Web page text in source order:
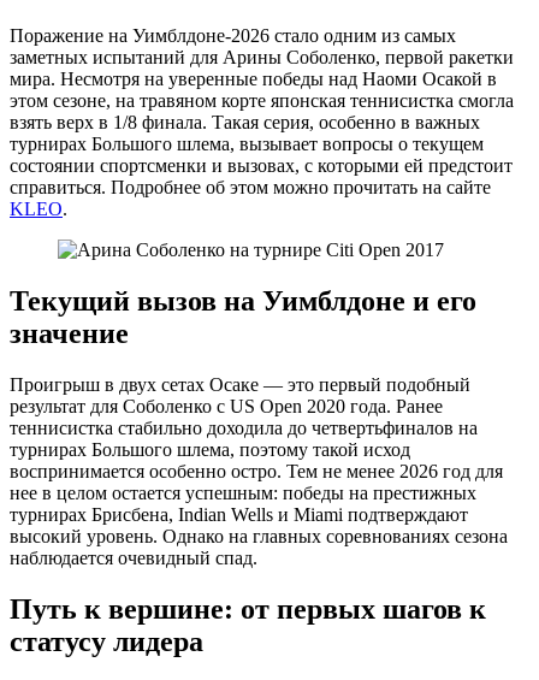
Поражение на Уимблдоне-2026 стало одним из самых
заметных испытаний для Арины Соболенко, первой ракетки
мира. Несмотря на уверенные победы над Наоми Осакой в
этом сезоне, на травяном корте японская теннисистка смогла
взять верх в 1/8 финала. Такая серия, особенно в важных
турнирах Большого шлема, вызывает вопросы о текущем
состоянии спортсменки и вызовах, с которыми ей предстоит
справиться. Подробнее об этом можно прочитать на сайте
KLEO.
Текущий вызов на Уимблдоне и его
значение
Проигрыш в двух сетах Осаке — это первый подобный
результат для Соболенко с US Open 2020 года. Ранее
теннисистка стабильно доходила до четвертьфиналов на
турнирах Большого шлема, поэтому такой исход
воспринимается особенно остро. Тем не менее 2026 год для
нее в целом остается успешным: победы на престижных
турнирах Брисбена, Indian Wells и Miami подтверждают
высокий уровень. Однако на главных соревнованиях сезона
наблюдается очевидный спад.
Путь к вершине: от первых шагов к
статусу лидера